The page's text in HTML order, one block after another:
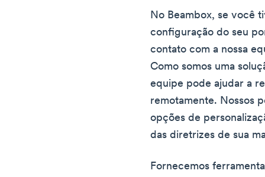
No Beambox, se você
configuração do seu
contato com a nossa
Como somos uma
equipe pode ajudar a
remotamente. Nossos
opções de
das diretrizes de sua
Fornecemos